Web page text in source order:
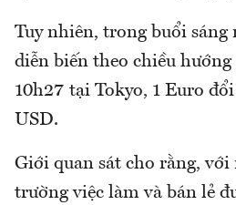
Tuy nhiên, trong buổi sáng
diễn biến theo chiều
10h27 tại Tokyo, 1 Euro
USD.
Giới quan sát cho rằng,
trường việc làm và bán lẻ